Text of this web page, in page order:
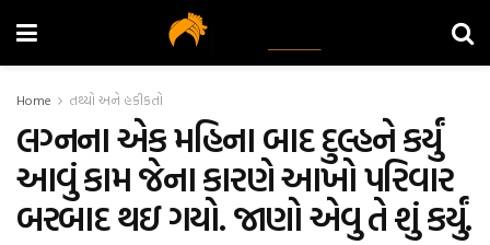
Home તથ્યો અને હકીકતો
લગ્નના એક મહિના બાદ દુલ્હને કર્યું
આવું કામ જેના કારણે આખો પરિવાર
બરબાદ થઇ ગયો. જાણો એવુ તે શું કર્યું.